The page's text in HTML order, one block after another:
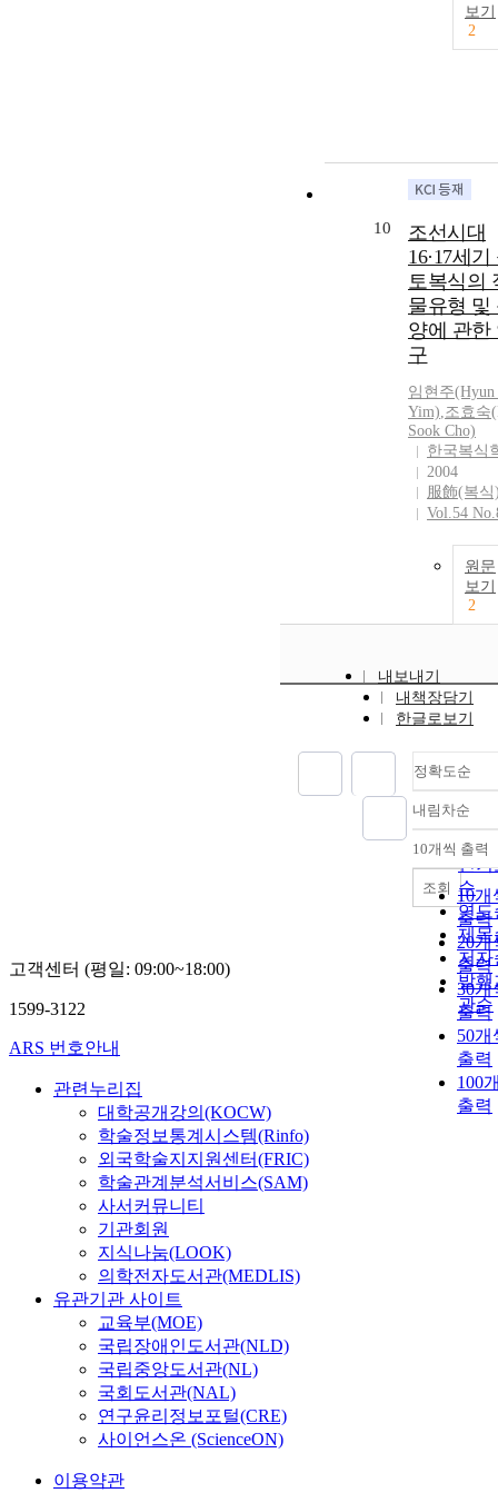
보기
2
10
조선시대
16·17세기
토복식의
물유형 및
양에 관한
구
임현주(Hyun
Yim),조효숙
Sook Cho)
한국복식
2004
服飾(복식
Vol.54
원문
보기
2
내보내기
내책장담기
한글로보기
정확도순
정확
순
인기
순
연도
제목
저자
발행
관순
내림차순
내
10개씩 출력
10개
출력
20개
출력
30개
출력
50개
출력
100
출력
조회
고객센터 (평일: 09:00~18:00)
1599-3122
ARS 번호안내
관련누리집
대학공개강의(KOCW)
학술정보통계시스템(Rinfo)
외국학술지지원센터(FRIC)
학술관계분석서비스(SAM)
사서커뮤니티
기관회원
지식나눔(LOOK)
의학전자도서관(MEDLIS)
유관기관 사이트
교육부(MOE)
국립장애인도서관(NLD)
국립중앙도서관(NL)
국회도서관(NAL)
연구윤리정보포털(CRE)
사이언스온 (ScienceON)
이용약관